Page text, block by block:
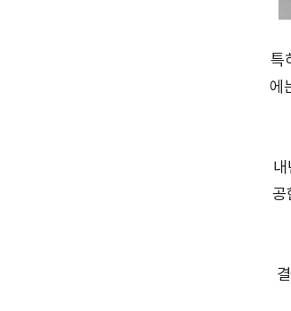
특
에
공